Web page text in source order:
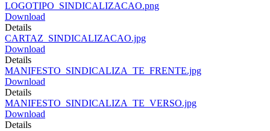
LOGOTIPO_SINDICALIZACAO.png
Download
Details
CARTAZ_SINDICALIZACAO.jpg
Download
Details
MANIFESTO_SINDICALIZA_TE_FRENTE.jpg
Download
Details
MANIFESTO_SINDICALIZA_TE_VERSO.jpg
Download
Details